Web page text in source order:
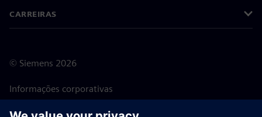
CARREIRAS
© Siemens 2026
Informações corporativas